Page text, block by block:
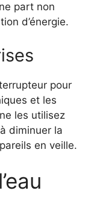
part non
d’énergie.
pour
et les
les utilisez
diminuer la
en veille.